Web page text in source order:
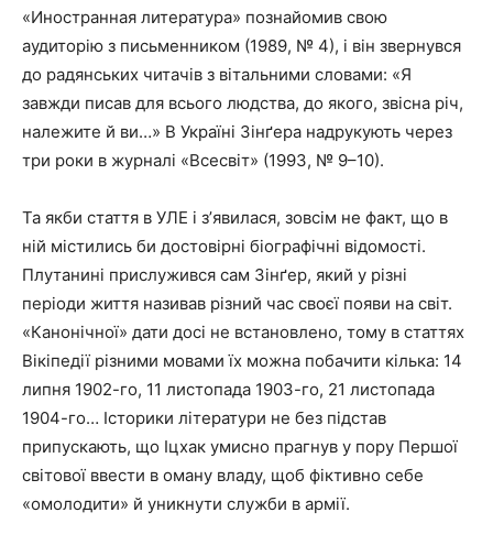
«Иностранная литература» познайомив свою
аудиторію з письменником (1989, № 4), і він звернувся
до радянських читачів з вітальними словами: «Я
завжди писав для всього людства, до якого, звісна річ,
належите й ви…» В Україні Зінґера надрукують через
три роки в журналі «Всесвіт» (1993, № 9–10).
Та якби стаття в УЛЕ і зʼявилася, зовсім не факт, що в
ній містились би достовірні біографічні відомості.
Плутанині прислужився сам Зінґер, який у різні
періоди життя називав різний час своєї появи на світ.
«Канонічної» дати досі не встановлено, тому в статтях
Вікіпедії різними мовами їх можна побачити кілька: 14
липня 1902-го, 11 листопада 1903-го, 21 листопада
1904-го… Історики літератури не без підстав
припускають, що Іцхак умисно прагнув у пору Першої
світової ввести в оману владу, щоб фіктивно себе
«омолодити» й уникнути служби в армії.